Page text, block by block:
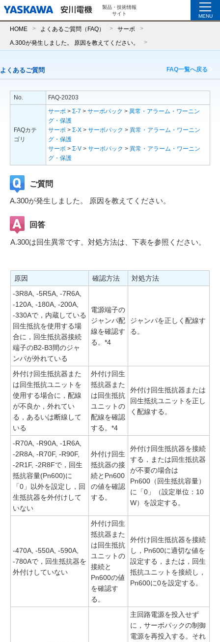
製品・技術情報
サイト
MENU
HOME よくあるご質問（FAQ） サーボ
A.300が発生しました。 原因を教えてください。
よくあるご質問 FAQ一覧へ戻る
No. FAQ-20203
FAQカテ
ゴリ
サーボ > Σ-7 > サーボパック > 異常・アラーム・ワーニン
グ・保護
サーボ > Σ-X > サーボパック > 異常・アラーム・ワーニン
グ・保護
サーボ > Σ-V > サーボパック > 異常・アラーム・ワーニン
グ・保護
ご質問
A.300が発生しました。 原因を教えてください。
回答
A.300は回生異常です。対処方法は、下表を参照ください。
原因 確認方法
対処方法
-3R8A, -5R5A, -7R6A,
-120A, -180A, -200A,
-330Aで，内蔵している
回生抵抗を使用する場
合に，回生抵抗器接続
端子のB2-B3間のジャ
ンパが外れている
電源端子の
ジャンパ配
線を確認す
る。*4
ジャンパを正しく配線す
る。
外付け回生抵抗器また
は回生抵抗ユニットを
使用する場合に，配線
が不良か，外れてい
る，あるいは断線して
いる
外付け回生
抵抗器また
は回生抵抗
ユニットの
配線を確認
する。*4
外付け回生抵抗器または
回生抵抗ユニットを正し
く配線する。
-R70A, -R90A, -1R6A,
-2R8A, -R70F, -R90F,
-2R1F, -2R8Fで，回生
抵抗容量(Pn600)に
「0」以外を設定し，回
生抵抗器を外付けして
いない
外付け回生
抵抗器の接
続とPn600
の値を確認
する。
外付け回生抵抗器を接続
する，または回生抵抗器
が不要の場合は
Pn600（回生抵抗容量）
に「0」（設定単位：10
W）を設定する。
-470A, -550A, -590A,
-780Aで，回生抵抗器を
外付けしていない
外付け回生
抵抗器また
は回生抵抗
ユニットの
接続と
Pn600の値
を確認す
る。
外付け回生抵抗器を接続
し，Pn600に適切な値を
設定する，または，回生
抵抗ユニットを接続し，
Pn600に0を設定する。
主回路電源を投入せず
に，サーボパックの制御
電源を再投入する。それ